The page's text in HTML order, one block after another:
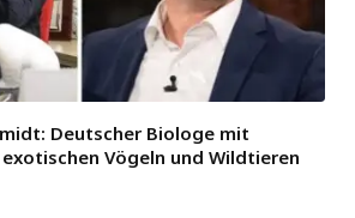
Deutscher Biologe mit
Vögeln und Wildtieren